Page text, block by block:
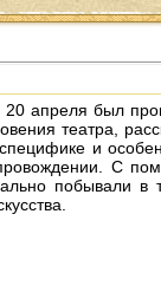
апреля был
театра,
и
С
побывали